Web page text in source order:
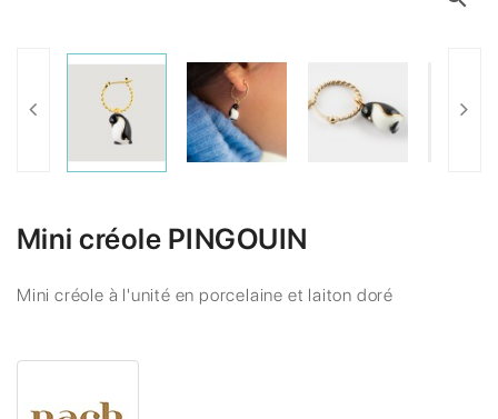
Mini créole PINGOUIN
Mini créole à l'unité en porcelaine et laiton doré